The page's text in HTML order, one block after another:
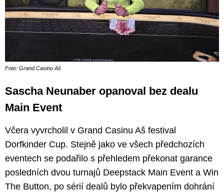
Foto: Grand Casino Aš
Sascha Neunaber opanoval bez dealu
Main Event
Včera vyvrcholil v Grand Casinu Aš festival
Dorfkinder Cup. Stejně jako ve všech předchozích
eventech se podařilo s přehledem překonat garance
posledních dvou turnajů Deepstack Main Event a Win
The Button, po sérií dealů bylo překvapením dohrání